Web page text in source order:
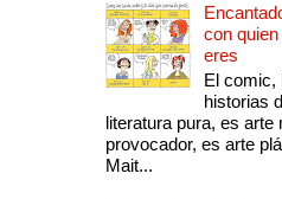
con
eres
El comic,
historias
literatura pura, es arte
provocador, es arte
Mait...